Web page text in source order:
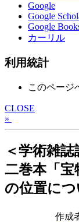
Google
Google
Google
カーリル
利用統計
このページ
CLOSE
»
＜学術雑誌
二巻本「
の位置につ
作成